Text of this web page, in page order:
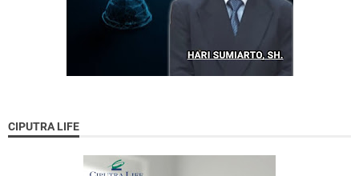
CIPUTRA LIFE